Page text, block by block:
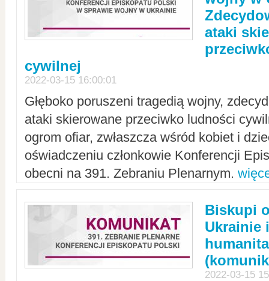
ataki
cywilnej
2022-03-15 16:00:01
Głęboko poruszeni tragedią wojny,
ataki skierowane przeciwko ludności
ogrom ofiar, zwłaszcza wśród kobiet i
oświadczeniu członkowie Konferencji
obecni na 391. Zebraniu Plenarnym.
Biskupi
Ukrainie
2022-03-15